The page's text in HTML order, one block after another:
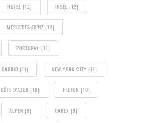
HOTEL (12) INSEL (12)
MERCEDES-BENZ (12)
PORTUGAL (11)
CABRIO (11) NEW YORK CITY (11)
CÔTE D'AZUR (10) HILTON (10)
ALPEN (9) URBEX (9)